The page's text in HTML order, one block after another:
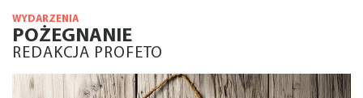
WYDARZENIA
POŻEGNANIE
REDAKCJA PROFETO